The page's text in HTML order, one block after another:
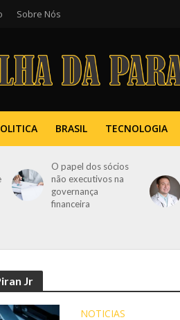
Sobre Nós
BRASIL TECNOLOGIA
O papel dos sócios
não executivos na
governança
financeira
Jr
NOTICIAS